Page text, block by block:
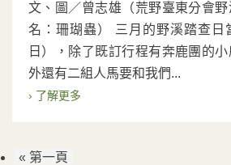
文、圖／曾志雄（荒野臺東分會
名：珊瑚蟲） 三月的野溪踏查日
日），除了既訂行程有奔鹿團的
外還有二組人馬要和我們...
› 了解更多
« 第一頁